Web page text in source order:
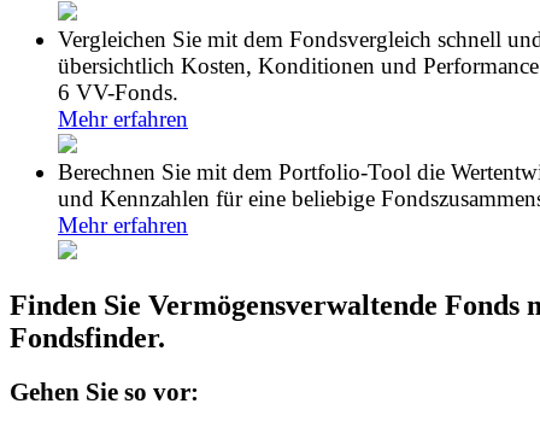
Vergleichen Sie mit dem Fondsvergleich schnell
übersichtlich Kosten, Konditionen und
6 VV-Fonds.
Mehr erfahren
Berechnen Sie mit dem Portfolio-Tool die
und Kennzahlen für eine beliebige
Mehr erfahren
Finden Sie Vermögensverwaltende Fonds
Fondsfinder.
Gehen Sie so vor: